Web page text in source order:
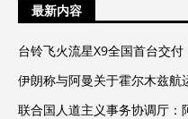
最新内容
台铃飞火流星X9全国首台交
伊朗称与阿曼关于霍尔木兹
联合国人道主义事务协调厅